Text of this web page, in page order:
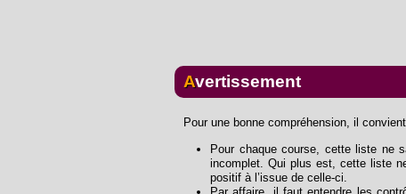
Avertissement
Pour une bonne compréhension, il
Pour chaque course, cette liste ne
incomplet. Qui plus est, cette liste
positif à l’issue de celle-ci.